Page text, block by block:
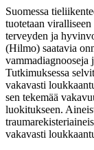
Suomessa
tuotetaan
terveyden ja
(Hilmo) saatavia
Tutkimuksessa
vakavasti
sen tekemää
luokitukseen.
vakavasti